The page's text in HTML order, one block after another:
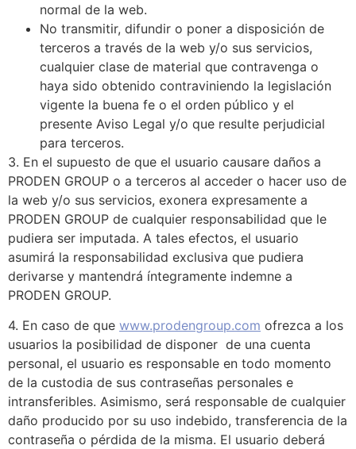
normal de la web.
No transmitir, difundir o poner a disposición de
terceros a través de la web y/o sus servicios,
cualquier clase de material que contravenga o
haya sido obtenido contraviniendo la legislación
vigente la buena fe o el orden público y el
presente Aviso Legal y/o que resulte perjudicial
para terceros.
3. En el supuesto de que el usuario causare daños a
PRODEN GROUP o a terceros al acceder o hacer uso de
la web y/o sus servicios, exonera expresamente a
PRODEN GROUP de cualquier responsabilidad que le
pudiera ser imputada. A tales efectos, el usuario
asumirá la responsabilidad exclusiva que pudiera
derivarse y mantendrá íntegramente indemne a
PRODEN GROUP.
4. En caso de que www.prodengroup.com ofrezca a los
usuarios la posibilidad de disponer de una cuenta
personal, el usuario es responsable en todo momento
de la custodia de sus contraseñas personales e
intransferibles. Asimismo, será responsable de cualquier
daño producido por su uso indebido, transferencia de la
contraseña o pérdida de la misma. El usuario deberá